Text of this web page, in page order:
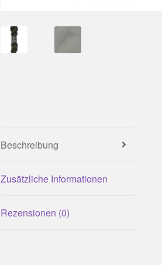
Beschreibung
Zusätzliche Informationen
Rezensionen (0)